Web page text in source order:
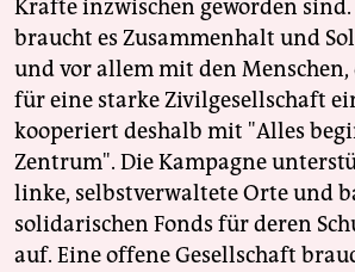
Kräfte inzwischen geworden sind.
braucht es Zusammenhalt und
und vor allem mit den Menschen,
für eine starke Zivilgesellschaft
kooperiert deshalb mit "Alles
Zentrum". Die Kampagne
linke, selbstverwaltete Orte und
solidarischen Fonds für deren
auf. Eine offene Gesellschaft